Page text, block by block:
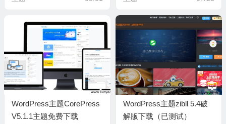
WordPress主题CorePress
V5.1.1主题免费下载
WordPress主题zibll 5.4破
解版下载（已测试）
5